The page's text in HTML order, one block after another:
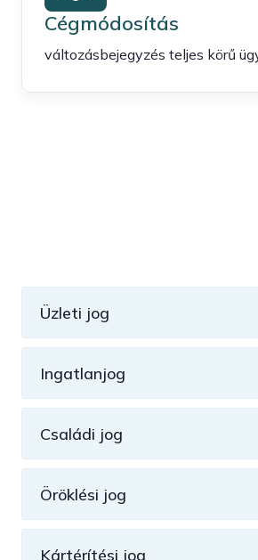
Cégmódosítás
változásbejegyzés teljes körű
Üzleti jog
Ingatlanjog
Családi jog
Öröklési jog
Kártérítési jog